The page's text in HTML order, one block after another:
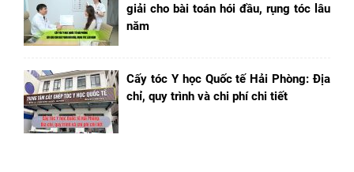
giải cho bài toán hói đầu, rụng tóc lâu
năm
Cấy tóc Y học Quốc tế Hải Phòng: Địa
chỉ, quy trình và chi phí chi tiết